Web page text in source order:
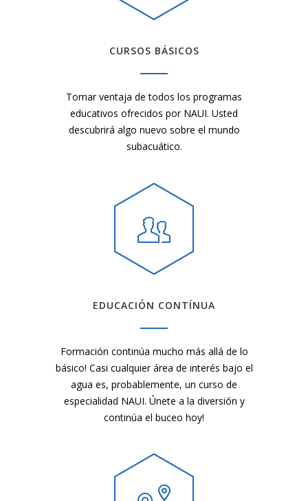
CURSOS BÁSICOS
Tomar ventaja de todos los programas
educativos ofrecidos por NAUI. Usted
descubrirá algo nuevo sobre el mundo
subacuático.
EDUCACIÓN CONTÍNUA
Formación continúa mucho más allá de lo
básico! Casi cualquier área de interés bajo el
agua es, probablemente, un curso de
especialidad NAUI. Únete a la diversión y
continúa el buceo hoy!